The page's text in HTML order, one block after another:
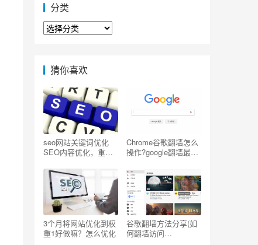
分类
分
类
猜你喜欢
seo网站关键词优化
SEO内容优化，重复
Chrome谷歌翻墙怎么
操作?google翻墙最简
3个月将网站优化到权
重1好做嘛？怎么优化
谷歌翻墙方法分享(如
何翻墙访问